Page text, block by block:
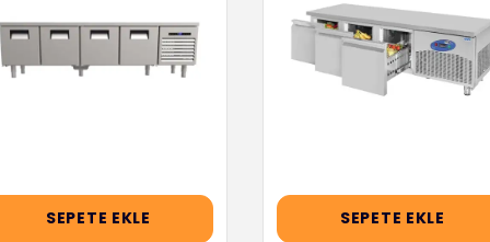
SEPETE EKLE SEPETE EKLE